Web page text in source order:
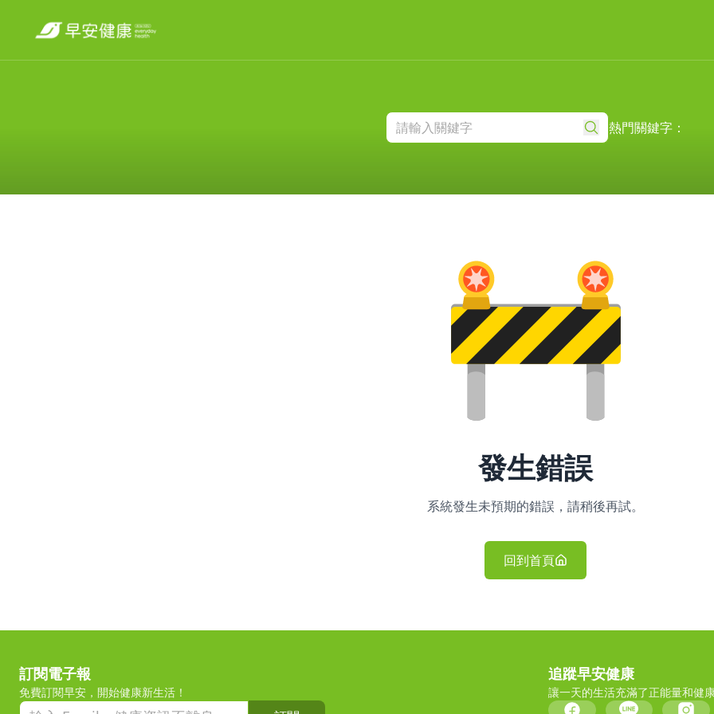
熱門關鍵字：
發生錯誤
系統發生未預期的錯誤，請稍後再試。
回到首頁
訂閱電子報
免費訂閱早安，開始健康新生活！
追蹤早安健康
讓一天的生活充滿了正能量和健